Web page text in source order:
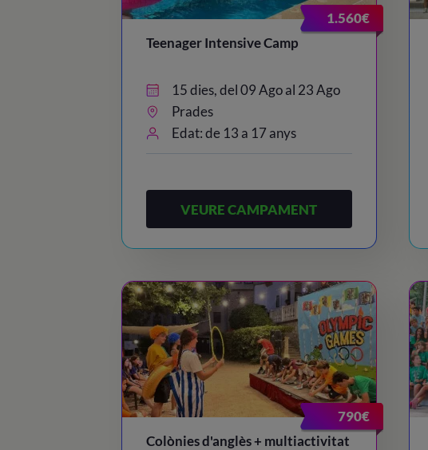
1.560€
Teenager Intensive Camp
15 dies, del 09 Ago al 23 Ago
Prades
Edat: de 13 a 17 anys
VEURE CAMPAMENT
790€
Colònies d'anglès + multiactivitat